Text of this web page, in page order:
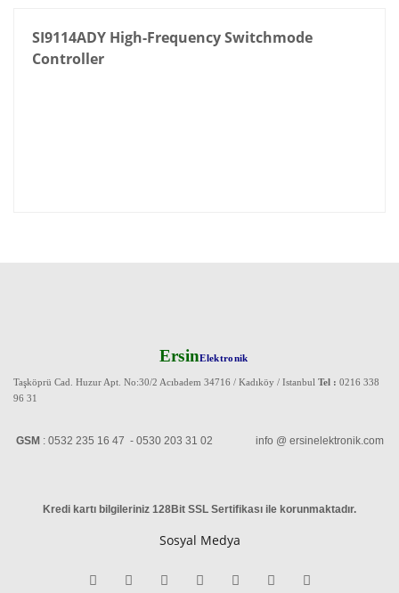
SI9114ADY High-Frequency Switchmode
Controller
ErsinElektronik
Taşköprü Cad. Huzur Apt. No:30/2 Acıbadem 34716 / Kadıköy / Istanbul Tel : 0216 338
96 31
GSM : 0532 235 16 47 - 0530 203 31 02 info @ ersinelektronik.com
Kredi kartı bilgileriniz 128Bit SSL Sertifikası ile korunmaktadır.
Sosyal Medya